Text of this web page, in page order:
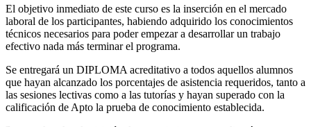
El objetivo inmediato de este curso es la inserción en el mercado
laboral de los participantes, habiendo adquirido los conocimientos
técnicos necesarios para poder empezar a desarrollar un trabajo
efectivo nada más terminar el programa.
Se entregará un DIPLOMA acreditativo a todos aquellos alumnos
que hayan alcanzado los porcentajes de asistencia requeridos, tanto a
las sesiones lectivas como a las tutorías y hayan superado con la
calificación de Apto la prueba de conocimiento establecida.